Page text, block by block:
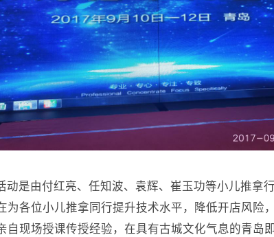
动是由付红亮、任知波、袁辉、崔玉功等小儿推拿
为各位小儿推拿同行提升技术水平，降低开店风险
自现场授课传授经验，在具有古城文化气息的青岛